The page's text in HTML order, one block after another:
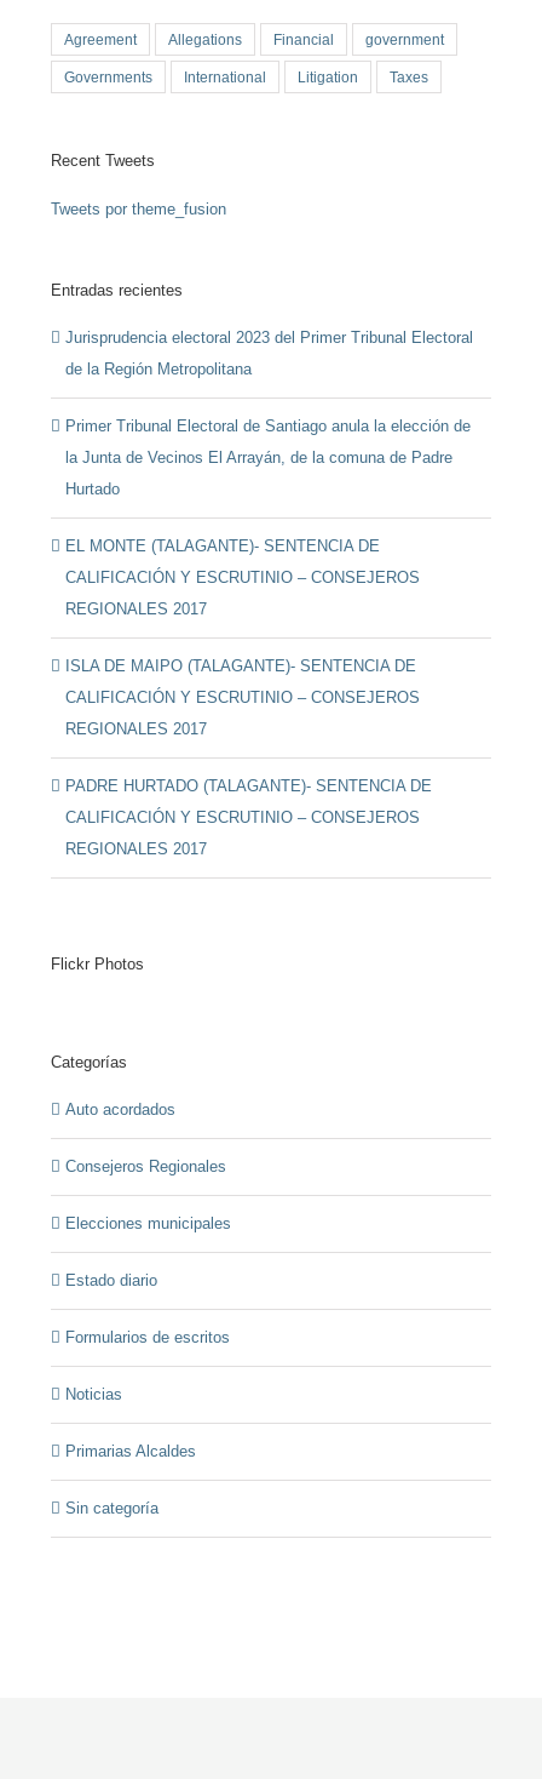
Agreement Allegations Financial government
Governments International Litigation Taxes
Recent Tweets
Tweets por theme_fusion
Entradas recientes
Jurisprudencia electoral 2023 del Primer Tribunal Electoral
de la Región Metropolitana
Primer Tribunal Electoral de Santiago anula la elección de
la Junta de Vecinos El Arrayán, de la comuna de Padre
Hurtado
EL MONTE (TALAGANTE)- SENTENCIA DE
CALIFICACIÓN Y ESCRUTINIO – CONSEJEROS
REGIONALES 2017
ISLA DE MAIPO (TALAGANTE)- SENTENCIA DE
CALIFICACIÓN Y ESCRUTINIO – CONSEJEROS
REGIONALES 2017
PADRE HURTADO (TALAGANTE)- SENTENCIA DE
CALIFICACIÓN Y ESCRUTINIO – CONSEJEROS
REGIONALES 2017
Flickr Photos
Categorías
Auto acordados
Consejeros Regionales
Elecciones municipales
Estado diario
Formularios de escritos
Noticias
Primarias Alcaldes
Sin categoría